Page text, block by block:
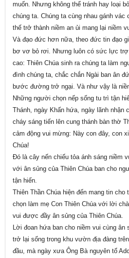
muốn. Nhưng không thể tránh hay loại
chúng ta. Chúng ta cùng nhau gánh
thế trở thành niềm an ủi mang lại niềm
Và đạo đức hơn nữa, theo đức tin đạo
bơ vơ bỏ rơi. Nhưng luôn có sức lực
cao: Thiên Chúa sinh ra chúng ta làm
đình chúng ta, chắc chắn Ngài ban ân
bước đường trở ngại. Và như vậy là
Những người chọn nếp sống tu trì tận
Thánh, ngày Khấn hứa, ngày lãnh nhận
cháy sáng tiến lên cung thánh bàn thờ
cảm động vui mừng: Này con đây, con
Chúa!
Đó là cây nến chiếu tỏa ánh sáng niềm
với ân sủng của Thiên Chúa ban cho
tận hiến.
Thiên Thần Chúa hiện đến mang tin
chọn làm mẹ Con Thiên Chúa với lời
vui được đầy ân sủng của Thiên Chúa.
Lời đoan hứa ban cho niềm vui cùng ân
trở lại sống trong khu vườn địa đàng
đầu, mà ngày xưa Ông Bà nguyên tổ